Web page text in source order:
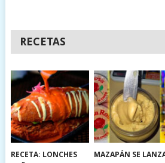
RECETAS
RECETA: LONCHES
MAZAPÁN SE